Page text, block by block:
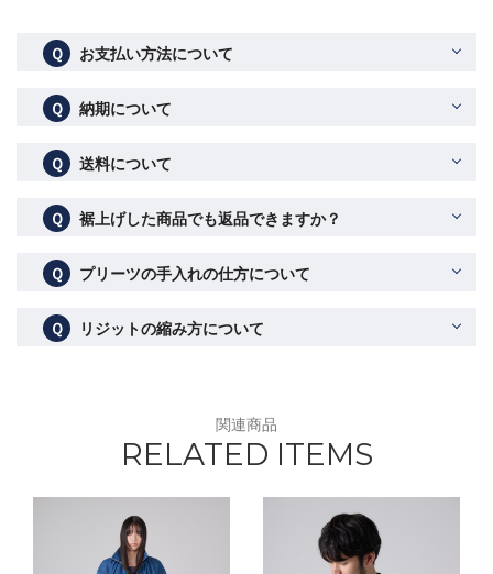
Ｑ お支払い方法について
Ｑ 納期について
Ｑ 送料について
Ｑ 裾上げした商品でも返品できますか？
Ｑ プリーツの手入れの仕方について
Ｑ リジットの縮み方について
関連商品
RELATED ITEMS